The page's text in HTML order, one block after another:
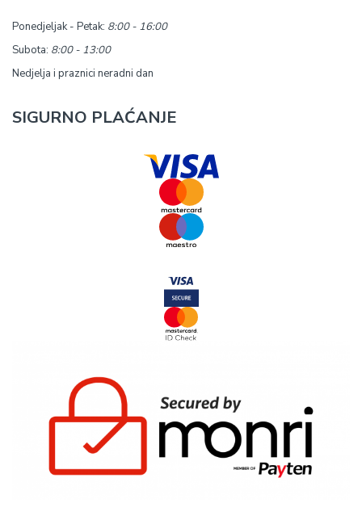
Ponedjeljak - Petak: 8:00 - 16:00
Subota: 8:00 - 13:00
Nedjelja i praznici neradni dan
SIGURNO PLAĆANJE